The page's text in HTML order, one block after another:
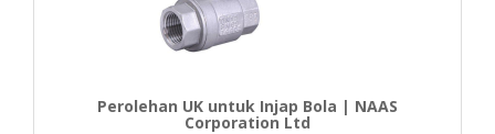
Perolehan UK untuk Injap Bola | NAAS
Corporation Ltd